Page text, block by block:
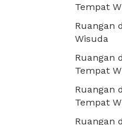
Tempat
Ruangan
Wisuda
Ruangan
Tempat
Ruangan
Tempat
Ruangan